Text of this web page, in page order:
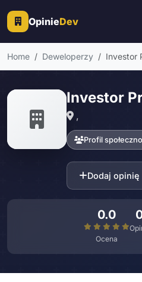
OpinieDev
Home Deweloperzy Investor
Investor
,
Profil
Dodaj opinię
0.0
Ocena